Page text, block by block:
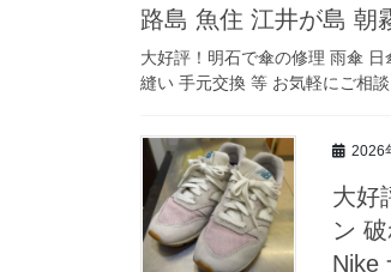
路島 魚住 江井が島 朝
大好評！明石で傘の修理 雨傘
縫い 手元交換 等 お気軽にご相
2026
大好
ン
Nike